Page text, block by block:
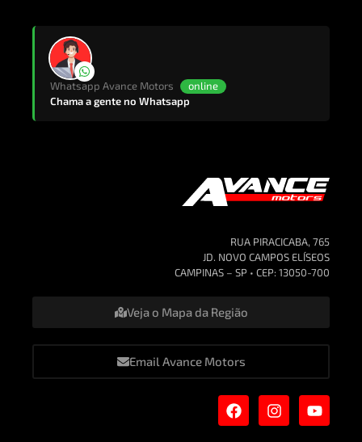
PICAPE SEDAN
Whatsapp Avance Motors
online
Chama a gente no Whatsapp
RUA PIRACICABA, 765
JD. NOVO CAMPOS ELÍSEOS
CAMPINAS – SP • CEP: 13050-700
Veja o Mapa da Região
Email Avance Motors